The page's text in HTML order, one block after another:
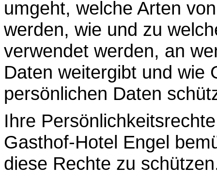
umgeht, welche Arten
werden, wie und zu
verwendet werden, an
Daten weitergibt und wie
persönlichen Daten
Ihre
Gasthof-Hotel Engel
diese Rechte zu